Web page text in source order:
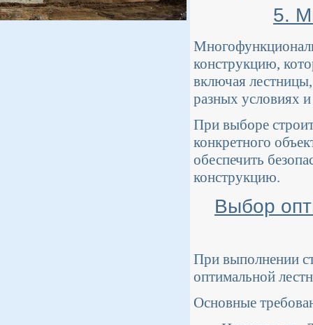
5.
конструкцию,
включая
разных условиях
При выборе
конкретного
обеспечить
конструкцию.
Выбор
При выполнении
оптимальной
Основные